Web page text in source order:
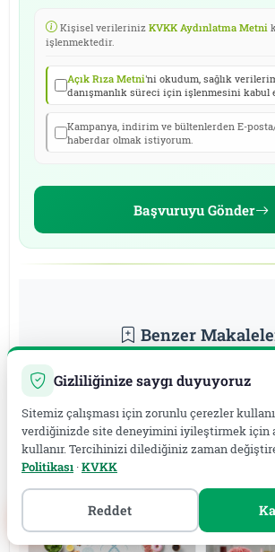
Kişisel verileriniz KVKK Aydınlatma Metni
işlenmektedir.
Açık Rıza Metni'ni okudum, sağlık
danışmanlık süreci için işlenmesini kabul
Kampanya, indirim ve bültenlerden E-
haberdar olmak istiyorum.
Başvuruyu Gönder
Benzer
Romatoid Artrit ve
ve Omega-3
Gizliliğinize saygı duyuyoruz
Sitemiz çalışması için zorunlu çerezler
verdiğinizde site deneyimini iyileştirmek için
kullanır. Tercihinizi dilediğiniz zaman
Politikası ·KVKK
Reddet